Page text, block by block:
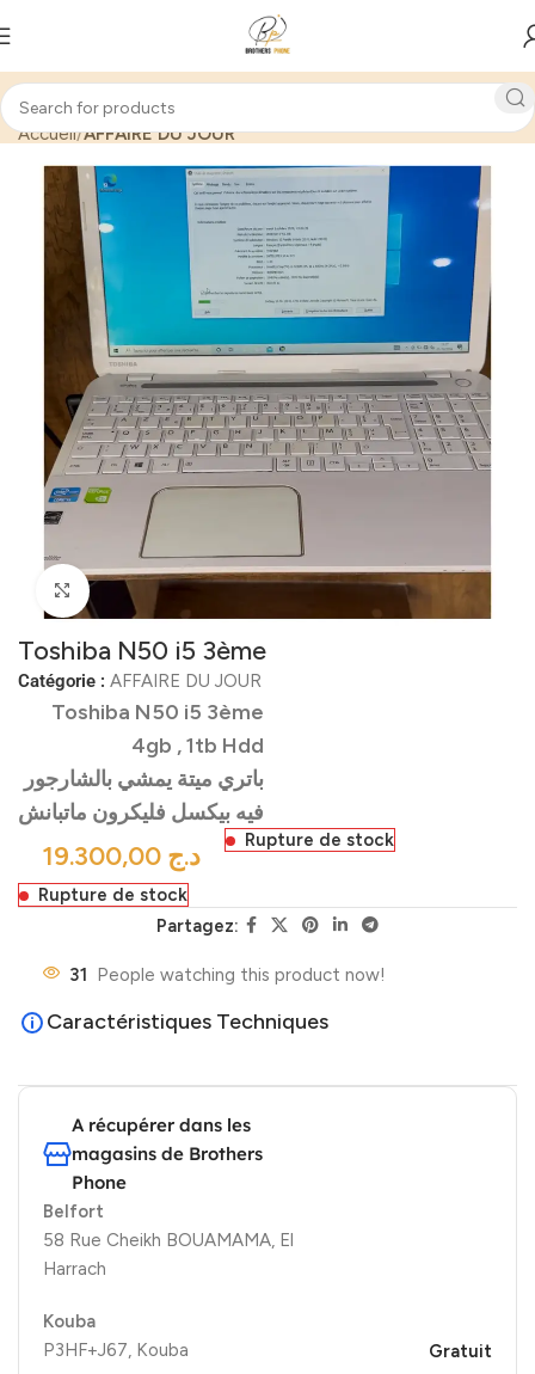
Accueil AFFAIRE DU JOUR
Click to enlarge
Toshiba N50 i5 3ème
Catégorie : AFFAIRE DU JOUR
Toshiba N50 i5 3ème
4gb , 1tb Hdd
باتري ميتة يمشي بالشارجور
فيه بيكسل فليكرون ماتبانش
د.ج Rupture de stock
Rupture de stock
Partagez:
31 People watching this product now!
Caractéristiques Techniques
A récupérer dans les
magasins de Brothers
Phone
Belfort
58 Rue Cheikh BOUAMAMA, El
Harrach
Kouba
P3HF+J67, Kouba
Gratuit